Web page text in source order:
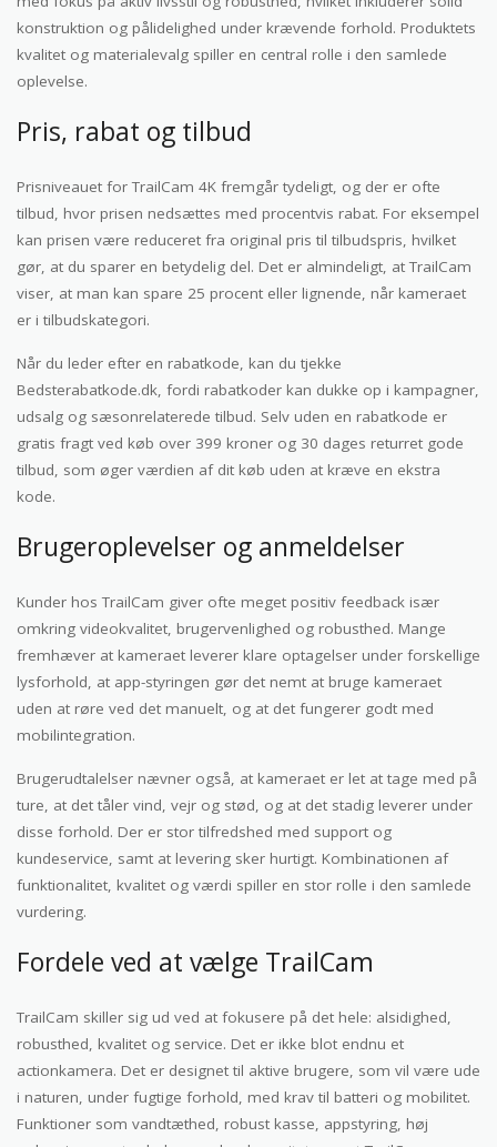
konstruktion og pålidelighed under krævende forhold. Produktets
kvalitet og materialevalg spiller en central rolle i den samlede
oplevelse.
Pris, rabat og tilbud
Prisniveauet for TrailCam 4K fremgår tydeligt, og der er ofte
tilbud, hvor prisen nedsættes med procentvis rabat. For eksempel
kan prisen være reduceret fra original pris til tilbudspris, hvilket
gør, at du sparer en betydelig del. Det er almindeligt, at TrailCam
viser, at man kan spare 25 procent eller lignende, når kameraet
er i tilbudskategori.
Når du leder efter en rabatkode, kan du tjekke
Bedsterabatkode.dk, fordi rabatkoder kan dukke op i kampagner,
udsalg og sæsonrelaterede tilbud. Selv uden en rabatkode er
gratis fragt ved køb over 399 kroner og 30 dages returret gode
tilbud, som øger værdien af dit køb uden at kræve en ekstra
kode.
Brugeroplevelser og anmeldelser
Kunder hos TrailCam giver ofte meget positiv feedback især
omkring videokvalitet, brugervenlighed og robusthed. Mange
fremhæver at kameraet leverer klare optagelser under forskellige
lysforhold, at app-styringen gør det nemt at bruge kameraet
uden at røre ved det manuelt, og at det fungerer godt med
mobilintegration.
Brugerudtalelser nævner også, at kameraet er let at tage med på
ture, at det tåler vind, vejr og stød, og at det stadig leverer under
disse forhold. Der er stor tilfredshed med support og
kundeservice, samt at levering sker hurtigt. Kombinationen af
funktionalitet, kvalitet og værdi spiller en stor rolle i den samlede
vurdering.
Fordele ved at vælge TrailCam
TrailCam skiller sig ud ved at fokusere på det hele: alsidighed,
robusthed, kvalitet og service. Det er ikke blot endnu et
actionkamera. Det er designet til aktive brugere, som vil være ude
i naturen, under fugtige forhold, med krav til batteri og mobilitet.
Funktioner som vandtæthed, robust kasse, appstyring, høj